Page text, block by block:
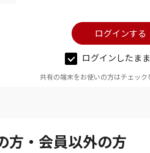
ログインしたま
共有の端末をお使いの方はチェック
方・会員以外の方